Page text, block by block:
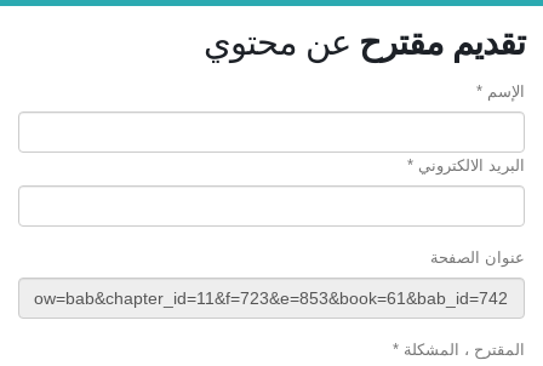
تقديم مقترح عن محتوي
الإسم *
البريد الالكتروني *
عنوان الصفحة
المقترح ، المشكلة *